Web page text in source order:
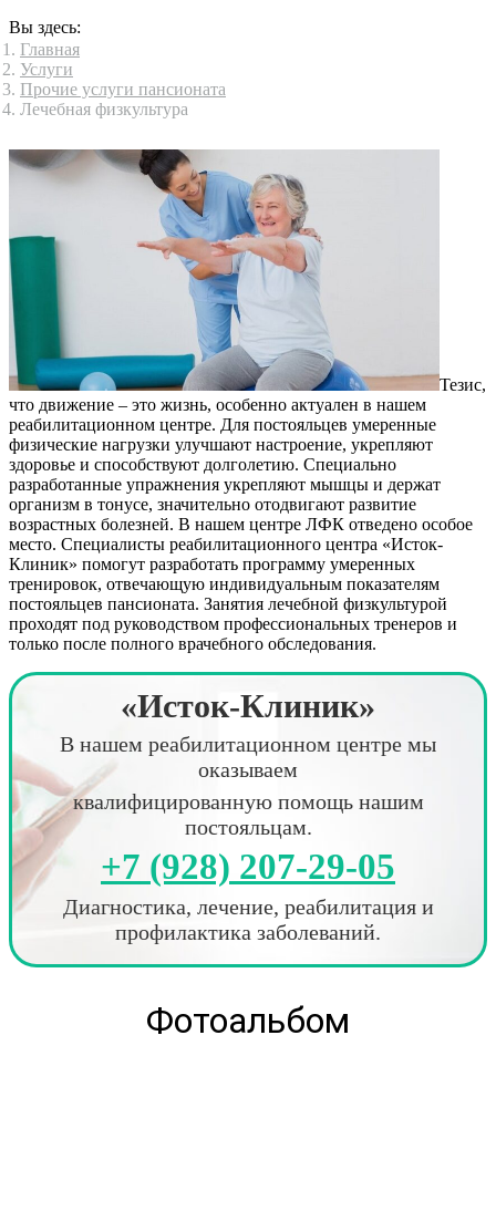
Вы здесь:
Главная
Услуги
Прочие услуги пансионата
Лечебная физкультура
Тезис,
что движение – это жизнь, особенно актуален в нашем
реабилитационном центре. Для постояльцев умеренные
физические нагрузки улучшают настроение, укрепляют
здоровье и способствуют долголетию. Специально
разработанные упражнения укрепляют мышцы и держат
организм в тонусе, значительно отодвигают развитие
возрастных болезней. В нашем центре ЛФК отведено особое
место. Специалисты реабилитационного центра «Исток-
Клиник» помогут разработать программу умеренных
тренировок, отвечающую индивидуальным показателям
постояльцев пансионата. Занятия лечебной физкультурой
проходят под руководством профессиональных тренеров и
только после полного врачебного обследования.
«Исток-Клиник»
В нашем реабилитационном центре мы
оказываем
квалифицированную помощь нашим
постояльцам.
+7 (928) 207-29-05
Диагностика, лечение, реабилитация и
профилактика заболеваний.
Фотоальбом